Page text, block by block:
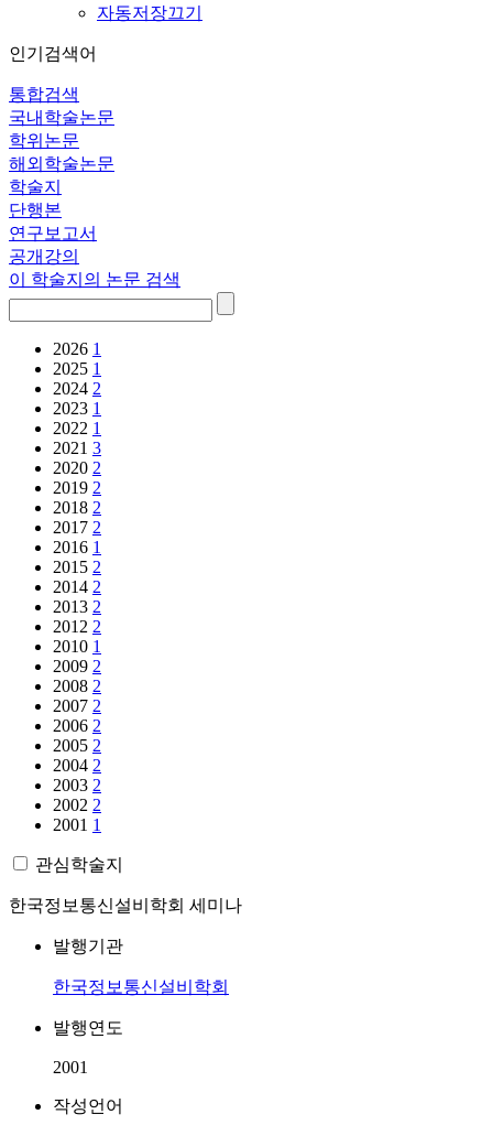
자동저장끄기
인기검색어
통합검색
국내학술논문
학위논문
해외학술논문
학술지
단행본
연구보고서
공개강의
이 학술지의 논문 검색
2026 1
2025 1
2024 2
2023 1
2022 1
2021 3
2020 2
2019 2
2018 2
2017 2
2016 1
2015 2
2014 2
2013 2
2012 2
2010 1
2009 2
2008 2
2007 2
2006 2
2005 2
2004 2
2003 2
2002 2
2001 1
관심학술지
한국정보통신설비학회 세미나
발행기관
한국정보통신설비학회
발행연도
2001
작성언어